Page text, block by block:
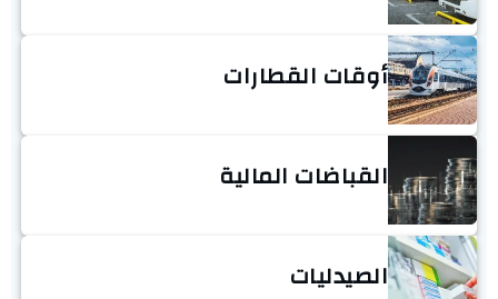
أوقات القطارات
القباضات المالية
الصيدليات